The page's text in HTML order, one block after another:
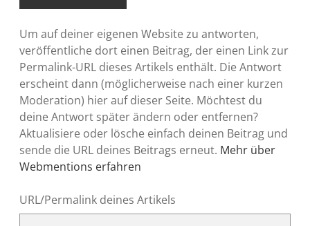
Um auf deiner eigenen Website zu antworten,
veröffentliche dort einen Beitrag, der einen Link zur
Permalink-URL dieses Artikels enthält. Die Antwort
erscheint dann (möglicherweise nach einer kurzen
Moderation) hier auf dieser Seite. Möchtest du
deine Antwort später ändern oder entfernen?
Aktualisiere oder lösche einfach deinen Beitrag und
sende die URL deines Beitrags erneut. Mehr über
Webmentions erfahren
URL/Permalink deines Artikels